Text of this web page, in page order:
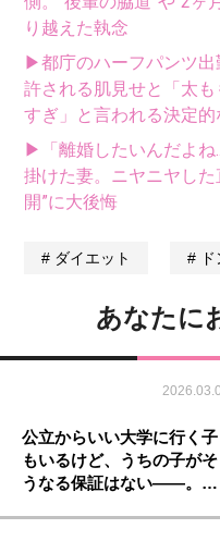
り越えた執念
▶都庁のハーフパンツ
許される肌見せと「太
すぎ」と言われる決定的
▶「離婚したいんだよね
掛けた妻。ニヤニヤした
開”に大後悔
ダイエット ド
あなたに
公立からいい大学に行く子
もいるけど、うちの子がそ
うなる保証はない――。…